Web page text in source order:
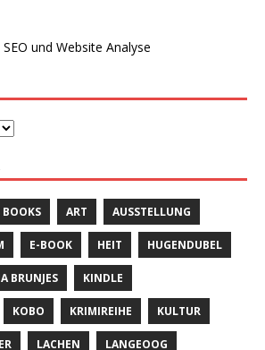
BOOKS ART AUSSTELLUNG
E-BOOK HEIT HUGENDUBEL
BRUNJES KINDLE
KOBO KRIMIREIHE KULTUR
LACHEN LANGEOOG